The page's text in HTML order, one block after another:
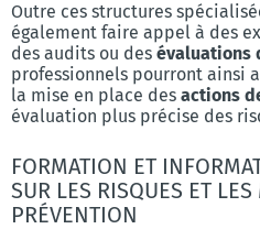
Outre ces structures
également faire appel à des
des audits ou des évaluations
professionnels pourront ainsi
la mise en place des actions
évaluation plus précise des
FORMATION ET
SUR LES RISQUES ET LES
PRÉVENTION